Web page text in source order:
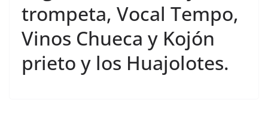
trompeta, Vocal Tempo,
Vinos Chueca y Kojón
prieto y los Huajolotes.